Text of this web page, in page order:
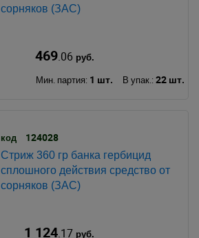
сорняков (ЗАС)
469.06 руб.
Мин. партия: 1 шт. В упак.: 22 шт.
код 124028
Стриж 360 гр банка гербицид
сплошного действия средство от
сорняков (ЗАС)
1 124.17 руб.